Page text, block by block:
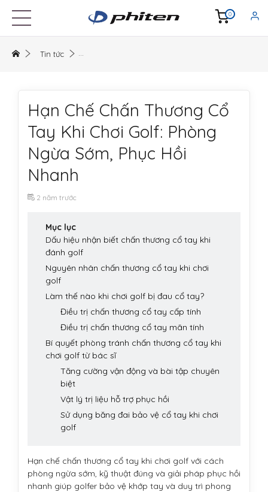
0
Tin tức
Hạn Chế Chấn Thương Cổ
Tay Khi Chơi Golf: Phòng
Ngừa Sớm, Phục Hồi
Nhanh
2 năm trước
Mục lục
Dấu hiệu nhận biết chấn thương cổ tay khi
đánh golf
Nguyên nhân chấn thương cổ tay khi chơi
golf
Làm thế nào khi chơi golf bị đau cổ tay?
Điều trị chấn thương cổ tay cấp tính
Điều trị chấn thương cổ tay mãn tính
Bí quyết phòng tránh chấn thương cổ tay khi
chơi golf từ bác sĩ
Tăng cường vận động và bài tập chuyên
biệt
Vật lý trị liệu hỗ trợ phục hồi
Sử dụng băng đai bảo vệ cổ tay khi chơi
golf
Hạn chế chấn thương cổ tay khi chơi golf với cách
phòng ngừa sớm, kỹ thuật đúng và giải pháp phục hồi
nhanh giúp golfer bảo vệ khớp tay và duy trì phong